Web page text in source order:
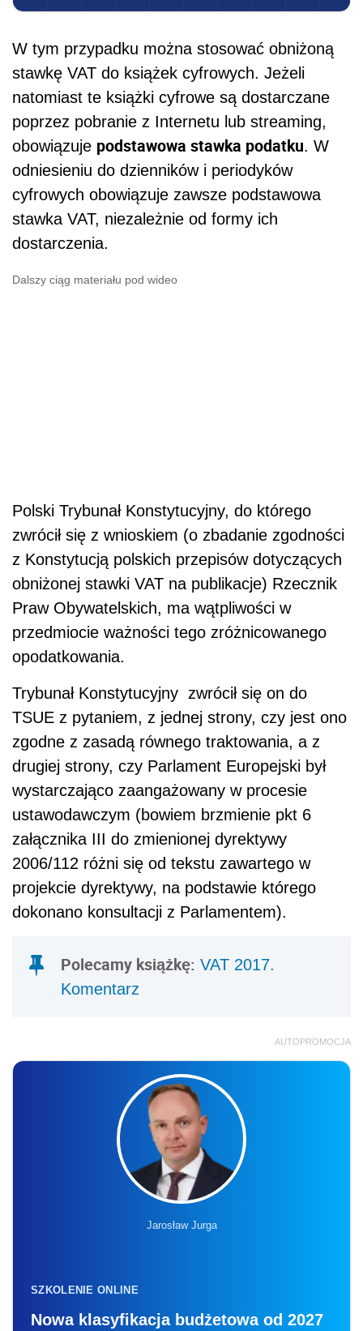
W tym przypadku można stosować obniżoną
stawkę VAT do książek cyfrowych. Jeżeli
natomiast te książki cyfrowe są dostarczane
poprzez pobranie z Internetu lub streaming,
obowiązuje podstawowa stawka podatku. W
odniesieniu do dzienników i periodyków
cyfrowych obowiązuje zawsze podstawowa
stawka VAT, niezależnie od formy ich
dostarczenia.
Dalszy ciąg materiału pod wideo
Polski Trybunał Konstytucyjny, do którego
zwrócił się z wnioskiem (o zbadanie zgodności
z Konstytucją polskich przepisów dotyczących
obniżonej stawki VAT na publikacje) Rzecznik
Praw Obywatelskich, ma wątpliwości w
przedmiocie ważności tego zróżnicowanego
opodatkowania.
Trybunał Konstytucyjny zwrócił się on do
TSUE z pytaniem, z jednej strony, czy jest ono
zgodne z zasadą równego traktowania, a z
drugiej strony, czy Parlament Europejski był
wystarczająco zaangażowany w procesie
ustawodawczym (bowiem brzmienie pkt 6
załącznika III do zmienionej dyrektywy
2006/112 różni się od tekstu zawartego w
projekcie dyrektywy, na podstawie którego
dokonano konsultacji z Parlamentem).
Polecamy książkę: VAT 2017.
Komentarz
AUTOPROMOCJA
Jarosław Jurga
SZKOLENIE ONLINE
Nowa klasyfikacja budżetowa od 2027